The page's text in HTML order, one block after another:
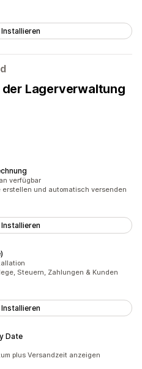
Installieren
Lagerverwaltung
verfügbar
erstellen und automatisch versenden
Installieren
Steuern, Zahlungen & Kunden
Installieren
Date
plus Versandzeit anzeigen